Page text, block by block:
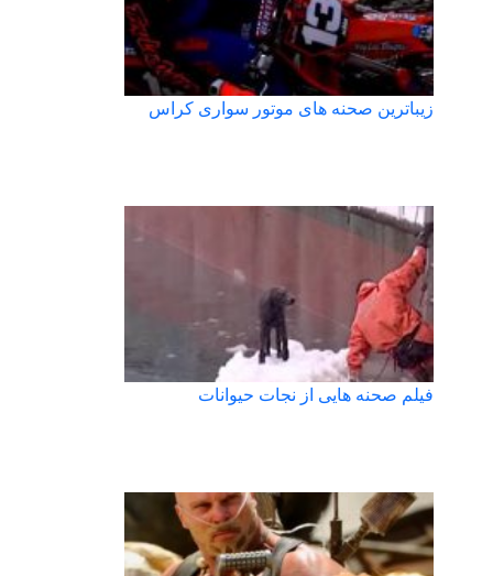
زیباترین صحنه های موتور سواری کراس
فیلم صحنه هایی از نجات حیوانات